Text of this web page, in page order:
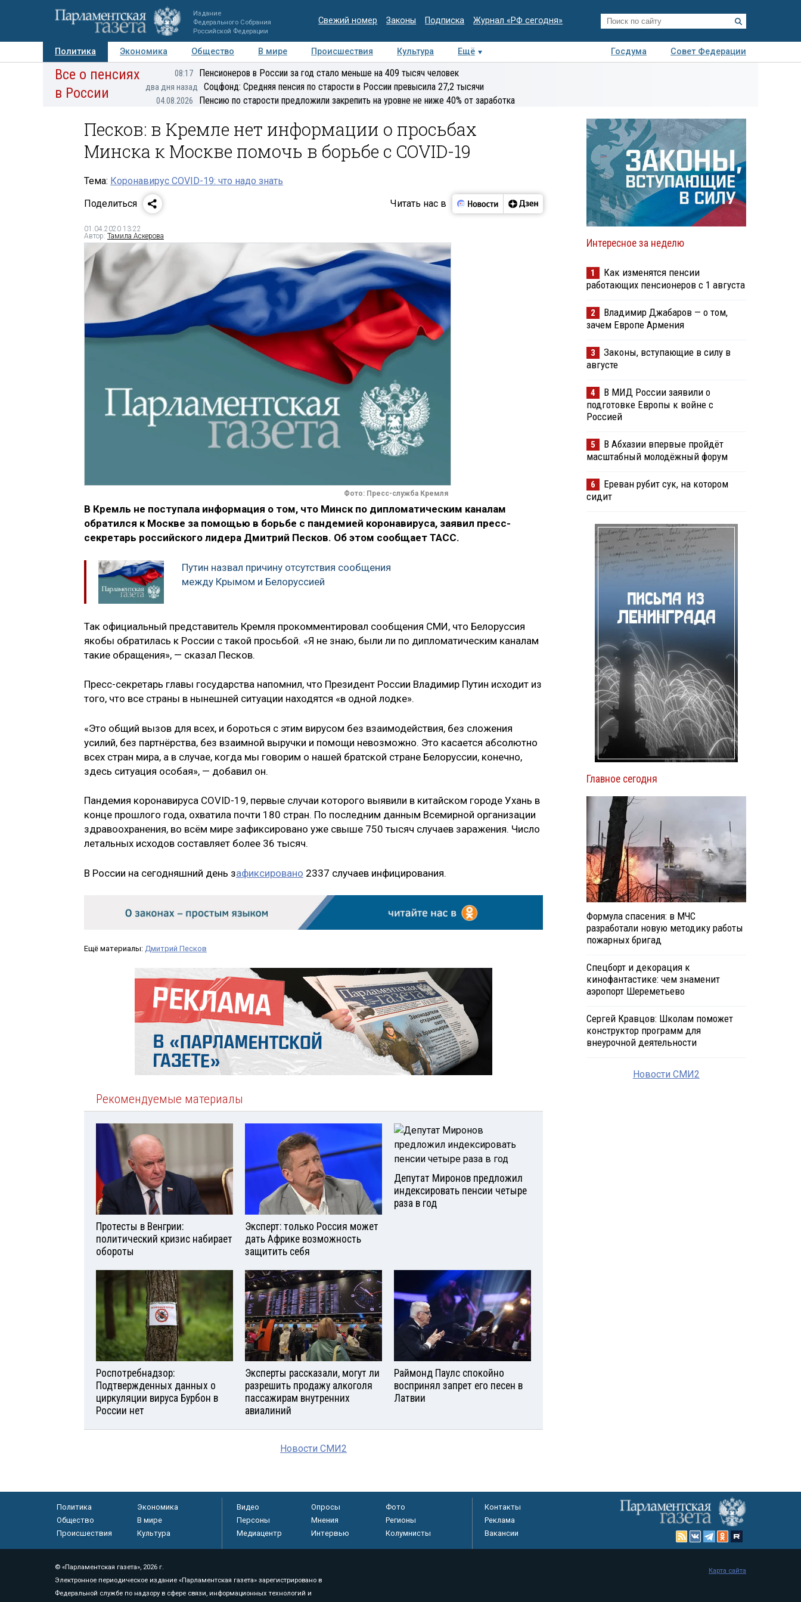
Издание
Федерального Собрания
Российской Федерации
Свежий номер Законы Подписка Журнал «РФ сегодня»
Политика Экономика Общество В мире Происшествия Культура Ещё Госдума
Совет Федерации
Авторы Персоны Мнения Регионы Медиацентр Интервью Колумнисты
Все о пенсиях
в России
08:17 Пенсионеров в России за год стало меньше на 409 тысяч человек
два дня назад Соцфонд: Средняя пенсия по старости в России превысила 27,2 тысячи
04.08.2026 Пенсию по старости предложили закрепить на уровне не ниже 40% от заработка
Песков: в Кремле нет информации о просьбах
Минска к Москве помочь в борьбе с COVID-19
Тема: Коронавирус COVID-19: что надо знать
Поделиться
Читать нас в
01.04.2020 13:22
Автор: Тамила Аскерова
Фото: Пресс-служба Кремля
В Кремль не поступала информация о том, что Минск по дипломатическим каналам
обратился к Москве за помощью в борьбе с пандемией коронавируса, заявил пресс-
секретарь российского лидера Дмитрий Песков. Об этом сообщает ТАСС.
Путин назвал причину отсутствия сообщения
между Крымом и Белоруссией
Так официальный представитель Кремля прокомментировал сообщения СМИ, что Белоруссия
якобы обратилась к России с такой просьбой. «Я не знаю, были ли по дипломатическим каналам
такие обращения», — сказал Песков.
Пресс-секретарь главы государства напомнил, что Президент России Владимир Путин исходит из
того, что все страны в нынешней ситуации находятся «в одной лодке».
«Это общий вызов для всех, и бороться с этим вирусом без взаимодействия, без сложения
усилий, без партнёрства, без взаимной выручки и помощи невозможно. Это касается абсолютно
всех стран мира, а в случае, когда мы говорим о нашей братской стране Белоруссии, конечно,
здесь ситуация особая», — добавил он.
Пандемия коронавируса COVID-19, первые случаи которого выявили в китайском городе Ухань в
конце прошлого года, охватила почти 180 стран. По последним данным Всемирной организации
здравоохранения, во всём мире зафиксировано уже свыше 750 тысяч случаев заражения. Число
летальных исходов составляет более 36 тысяч.
В России на сегодняшний день зафиксировано 2337 случаев инфицирования.
Ещё материалы: Дмитрий Песков
Рекомендуемые материалы
Протесты в Венгрии:
политический кризис набирает
обороты
Эксперт: только Россия может
дать Африке возможность
защитить себя
Депутат Миронов предложил
индексировать пенсии четыре
раза в год
Роспотребнадзор:
Подтвержденных данных о
циркуляции вируса Бурбон в
России нет
Эксперты рассказали, могут ли
разрешить продажу алкоголя
пассажирам внутренних
авиалиний
Раймонд Паулс спокойно
воспринял запрет его песен в
Латвии
Новости СМИ2
Интересное за неделю
1
Как изменятся пенсии
работающих пенсионеров с 1 августа
2
Владимир Джабаров — о том,
зачем Европе Армения
3
Законы, вступающие в силу в
августе
4
В МИД России заявили о
подготовке Европы к войне с
Россией
5
В Абхазии впервые пройдёт
масштабный молодёжный форум
6
Ереван рубит сук, на котором
сидит
Главное сегодня
Формула спасения: в МЧС
разработали новую методику работы
пожарных бригад
Спецборт и декорация к
кинофантастике: чем знаменит
аэропорт Шереметьево
Сергей Кравцов: Школам поможет
конструктор программ для
внеурочной деятельности
Новости СМИ2
Политика
Экономика
Общество
В мире
Происшествия
Культура
Видео Опросы
Фото
Персоны
Мнения
Регионы
Медиацентр
Интервью Колумнисты
Контакты
Реклама
Вакансии
© «Парламентская газета», 2026 г.
Электронное периодическое издание «Парламентская газета» зарегистрировано в
Федеральной службе по надзору в сфере связи, информационных технологий и
Карта сайта